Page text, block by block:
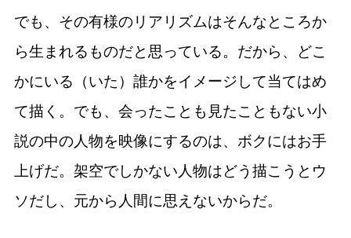
でも、その有様のリアリズムはそんなところか
ら生まれるものだと思っている。だから、どこ
かにいる（いた）誰かをイメージして当てはめ
て描く。でも、会ったことも見たこともない小
説の中の人物を映像にするのは、ボクにはお手
上げだ。架空でしかない人物はどう描こうとウ
ソだし、元から人間に思えないからだ。